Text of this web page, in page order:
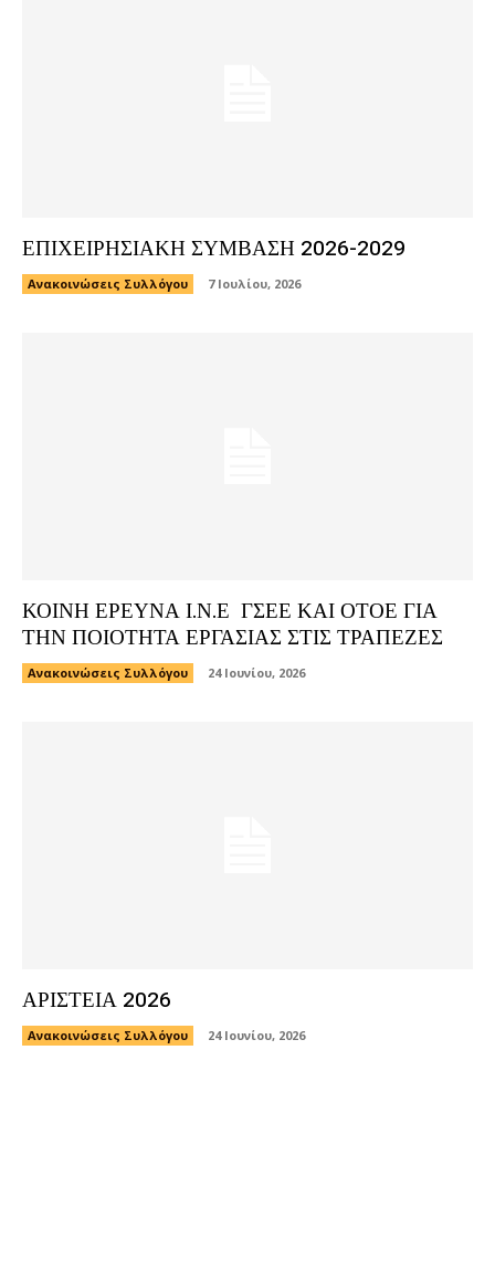
ΕΠΙΧΕΙΡΗΣΙΑΚΗ ΣΥΜΒΑΣΗ 2026-2029
Ανακοινώσεις Συλλόγου 7 Ιουλίου, 2026
ΚΟΙΝΗ ΕΡΕΥΝΑ Ι.Ν.Ε ΓΣΕΕ ΚΑΙ ΟΤΟΕ ΓΙΑ
ΤΗΝ ΠΟΙΟΤΗΤΑ ΕΡΓΑΣΙΑΣ ΣΤΙΣ ΤΡΑΠΕΖΕΣ
Ανακοινώσεις Συλλόγου 24 Ιουνίου, 2026
ΑΡΙΣΤΕΙΑ 2026
Ανακοινώσεις Συλλόγου 24 Ιουνίου, 2026